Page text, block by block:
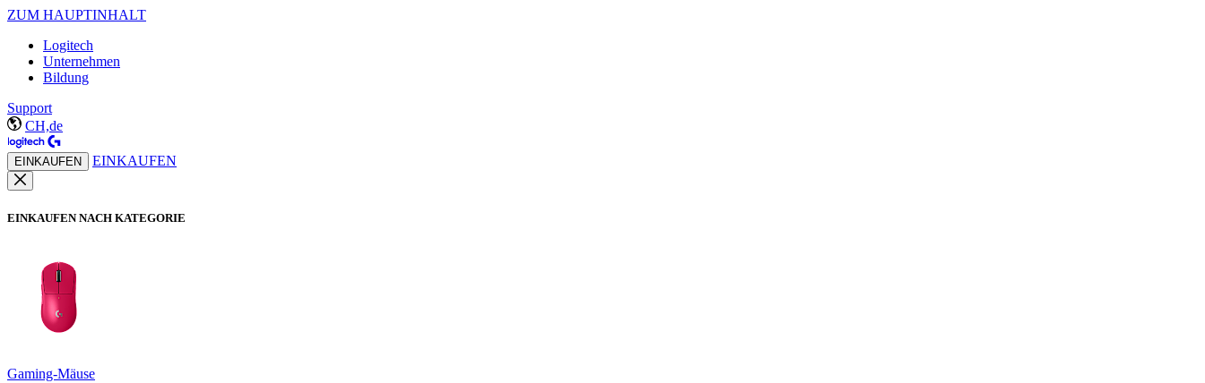
ZUM HAUPTINHALT
Logitech
Unternehmen
Bildung
Support
CH,de
EINKAUFEN EINKAUFEN
EINKAUFEN NACH KATEGORIE
Gaming-Mäuse